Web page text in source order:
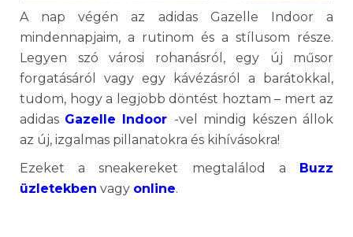
A nap végén az adidas Gazelle Indoor a
mindennapjaim, a rutinom és a stílusom része.
Legyen szó városi rohanásról, egy új műsor
forgatásáról vagy egy kávézásról a barátokkal,
tudom, hogy a legjobb döntést hoztam – mert az
adidas Gazelle Indoor -vel mindig készen állok
az új, izgalmas pillanatokra és kihívásokra!
Ezeket a sneakereket megtalálod a Buzz
üzletekben vagy online.